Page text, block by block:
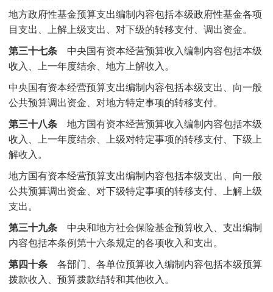
地方政府性基金预算支出编制内容包括本级政府性基金各项
目支出、上解上级支出、对下级的转移支付、调出资金。
第三十七条 中央国有资本经营预算收入编制内容包括本级
收入、上一年度结余、地方上解收入。
中央国有资本经营预算支出编制内容包括本级支出、向一般
公共预算调出资金、对地方特定事项的转移支付。
第三十八条地方国有资本经营预算收入编制内容包括本级
收入、上一年度结余、上级对特定事项的转移支付、下级上
解收入。
地方国有资本经营预算支出编制内容包括本级支出、向一般
公共预算调出资金、对下级特定事项的转移支付、上解上级
支出。
第三十九条 中央和地方社会保险基金预算收入、支出编制
内容包括本条例第十六条规定的各项收入和支出。
第四十条各部门、各单位预算收入编制内容包括本级预算
拨款收入、预算拨款结转和其他收入。